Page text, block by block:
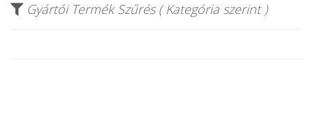
Gyártói Termék Szűrés ( Kategória szerint )